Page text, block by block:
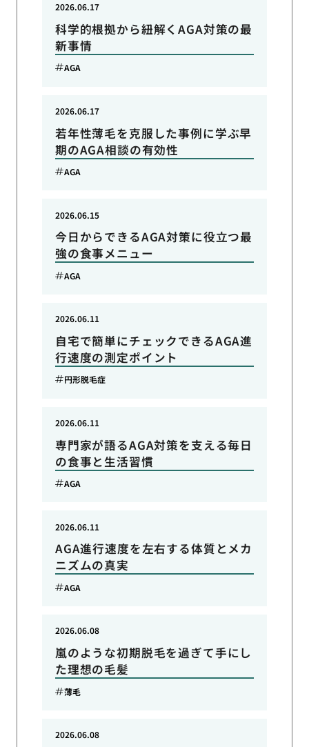
科学的根拠から紐解くAGA対策の最
新事情
2026.06.17
AGA
若年性薄毛を克服した事例に学ぶ早
期のAGA相談の有効性
2026.06.17
AGA
今日からできるAGA対策に役立つ最
強の食事メニュー
2026.06.15
AGA
自宅で簡単にチェックできるAGA進
行速度の測定ポイント
2026.06.11
円形脱毛症
専門家が語るAGA対策を支える毎日
の食事と生活習慣
2026.06.11
AGA
AGA進行速度を左右する体質とメカ
ニズムの真実
2026.06.11
AGA
嵐のような初期脱毛を過ぎて手にし
た理想の毛髪
2026.06.08
薄毛
2026.06.08